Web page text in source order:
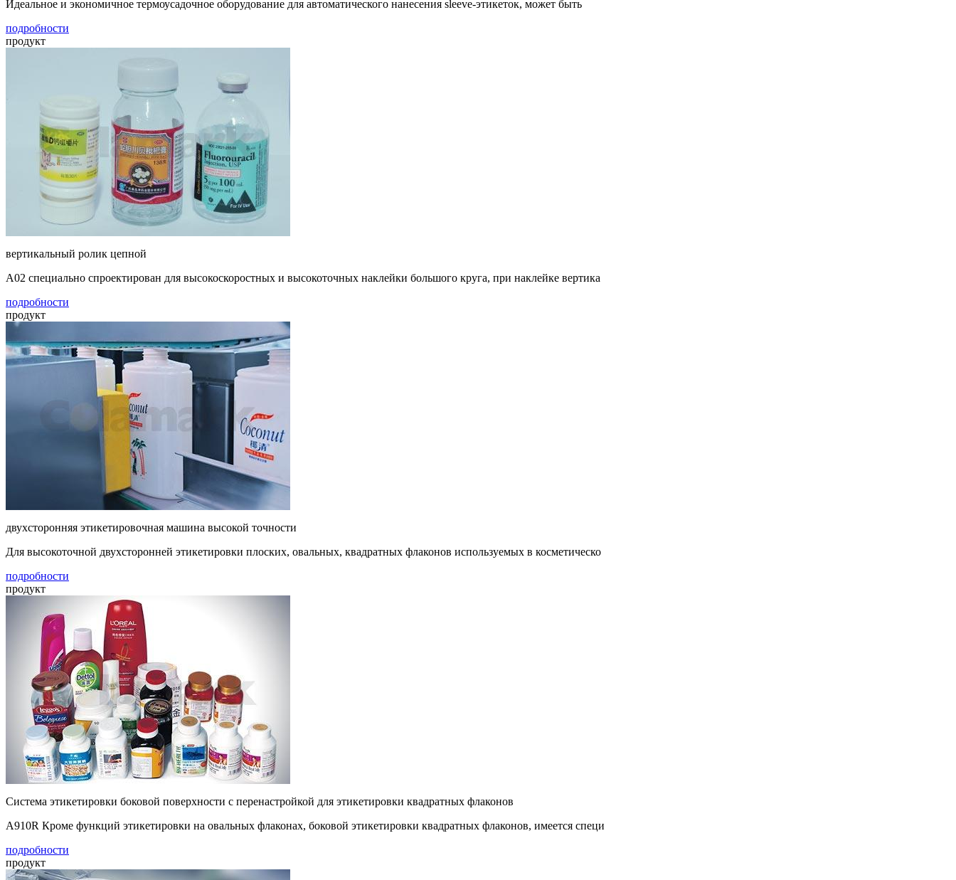
Идеальное и экономичное термоусадочное оборудование для автоматического нанесения sleeve-этикеток, может быть
подробности
продукт
вертикальный ролик цепной
A02 специально спроектирован для высокоскоростных и высокоточных наклейки большого круга, при наклейке вертика
подробности
продукт
двухсторонняя этикетировочная машина высокой точности
Для высокоточной двухсторонней этикетировки плоских, овальных, квадратных флаконов используемых в косметическо
подробности
продукт
Система этикетировки боковой поверхности с перенастройкой для этикетировки квадратных флаконов
A910R Кроме функций этикетировки на овальных флаконах, боковой этикетировки квадратных флаконов, имеется специ
подробности
продукт